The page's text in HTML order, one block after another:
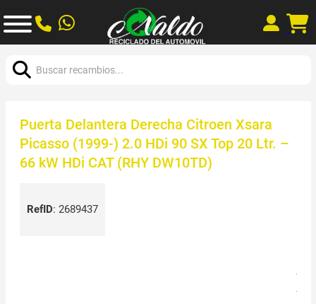
Puerta Delantera Derecha Citroen Xsara
Picasso (1999-) 2.0 HDi 90 SX Top 20 Ltr. –
66 kW HDi CAT (RHY DW10TD)
RefID: 2689437